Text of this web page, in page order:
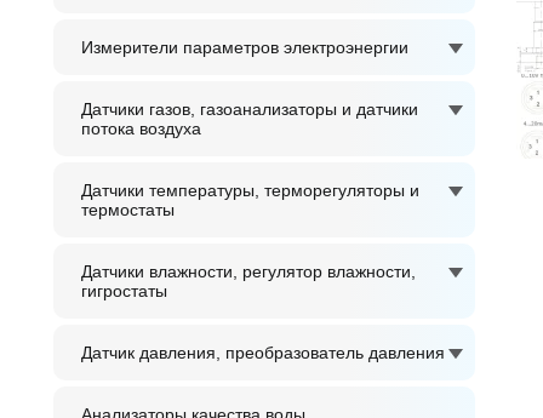
Измерители параметров электроэнергии
Датчики газов, газоанализаторы и датчики
потока воздуха
Датчики температуры, терморегуляторы и
термостаты
Датчики влажности, регулятор влажности,
гигростаты
Датчик давления, преобразователь давления